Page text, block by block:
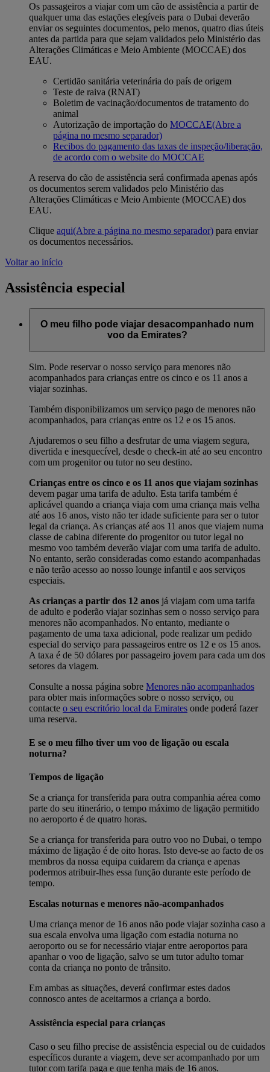
Os passageiros a viajar com um cão de assistência a partir de
qualquer uma das estações elegíveis para o Dubai deverão
enviar os seguintes documentos, pelo menos, quatro dias úteis
antes da partida para que sejam validados pelo Ministério das
Alterações Climáticas e Meio Ambiente (MOCCAE) dos
EAU.
Certidão sanitária veterinária do país de origem
Teste de raiva (RNAT)
Boletim de vacinação/documentos de tratamento do
animal
Autorização de importação do MOCCAE(Abre a
página no mesmo separador)
Recibos do pagamento das taxas de inspeção/liberação,
de acordo com o website do MOCCAE
A reserva do cão de assistência será confirmada apenas após
os documentos serem validados pelo Ministério das
Alterações Climáticas e Meio Ambiente (MOCCAE) dos
EAU.
Clique aqui(Abre a página no mesmo separador) para enviar
os documentos necessários.
Voltar ao início
Assistência especial
O meu filho pode viajar desacompanhado num
voo da Emirates?
Sim. Pode reservar o nosso serviço para menores não
acompanhados para crianças entre os cinco e os 11 anos a
viajar sozinhas.
Também disponibilizamos um serviço pago de menores não
acompanhados, para crianças entre os 12 e os 15 anos.
Ajudaremos o seu filho a desfrutar de uma viagem segura,
divertida e inesquecível, desde o check-in até ao seu encontro
com um progenitor ou tutor no seu destino.
Crianças entre os cinco e os 11 anos que viajam sozinhas
devem pagar uma tarifa de adulto. Esta tarifa também é
aplicável quando a criança viaja com uma criança mais velha
até aos 16 anos, visto não ter idade suficiente para ser o tutor
legal da criança. As crianças até aos 11 anos que viajem numa
classe de cabina diferente do progenitor ou tutor legal no
mesmo voo também deverão viajar com uma tarifa de adulto.
No entanto, serão consideradas como estando acompanhadas
e não terão acesso ao nosso lounge infantil e aos serviços
especiais.
As crianças a partir dos 12 anos já viajam com uma tarifa
de adulto e poderão viajar sozinhas sem o nosso serviço para
menores não acompanhados. No entanto, mediante o
pagamento de uma taxa adicional, pode realizar um pedido
especial do serviço para passageiros entre os 12 e os 15 anos.
A taxa é de 50 dólares por passageiro jovem para cada um dos
setores da viagem.
Consulte a nossa página sobre Menores não acompanhados
para obter mais informações sobre o nosso serviço, ou
contacte o seu escritório local da Emirates onde poderá fazer
uma reserva.
E se o meu filho tiver um voo de ligação ou escala
noturna?
Tempos de ligação
Se a criança for transferida para outra companhia aérea como
parte do seu itinerário, o tempo máximo de ligação permitido
no aeroporto é de quatro horas.
Se a criança for transferida para outro voo no Dubai, o tempo
máximo de ligação é de oito horas. Isto deve-se ao facto de os
membros da nossa equipa cuidarem da criança e apenas
podermos atribuir-lhes essa função durante este período de
tempo.
Escalas noturnas e menores não-acompanhados
Uma criança menor de 16 anos não pode viajar sozinha caso a
sua escala envolva uma ligação com estadia noturna no
aeroporto ou se for necessário viajar entre aeroportos para
apanhar o voo de ligação, salvo se um tutor adulto tomar
conta da criança no ponto de trânsito.
Em ambas as situações, deverá confirmar estes dados
connosco antes de aceitarmos a criança a bordo.
Assistência especial para crianças
Caso o seu filho precise de assistência especial ou de cuidados
específicos durante a viagem, deve ser acompanhado por um
tutor com tarifa paga e que tenha mais de 16 anos.